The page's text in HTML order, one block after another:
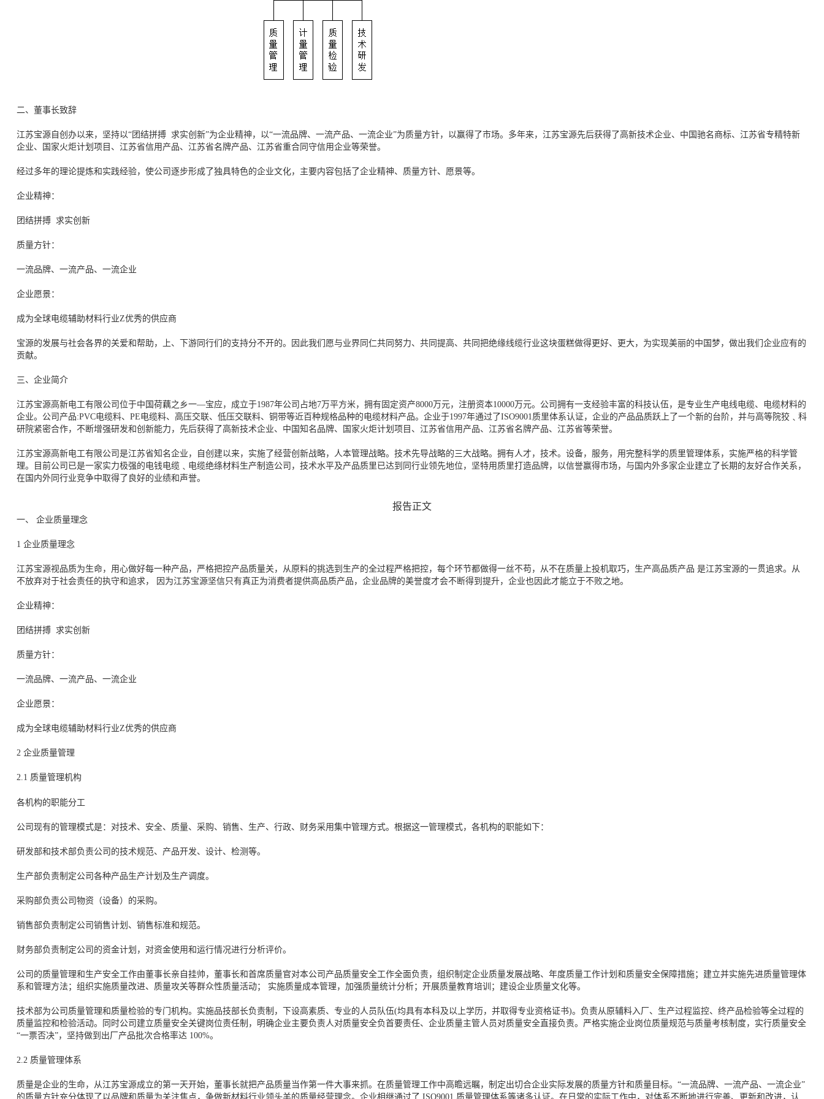
二、董事长致辞
江苏宝源自创办以来，坚持以“团结拼搏 求实创新”为企业精神，以“一流品牌、一流产品、一流企业”为质量方针，以赢得了市场。多年来，江苏宝源先后获得了高新技术企业、中国驰名商标、江苏省专精特新
企业、国家火炬计划项目、江苏省信用产品、江苏省名牌产品、江苏省重合同守信用企业等荣誉。
经过多年的理论提炼和实践经验，使公司逐步形成了独具特色的企业文化，主要内容包括了企业精神、质量方针、愿景等。
企业精神：
团结拼搏 求实创新
质量方针：
一流品牌、一流产品、一流企业
企业愿景：
成为全球电缆辅助材料行业Z优秀的供应商
宝源的发展与社会各界的关爱和帮助，上、下游同行们的支持分不开的。因此我们愿与业界同仁共同努力、共同提高、共同把绝缘线缆行业这块蛋糕做得更好、更大，为实现美丽的中国梦，做出我们企业应有的
贡献。
三、企业简介
江苏宝源高新电工有限公司位于中国荷藕之乡一—宝应，成立于1987年公司占地7万平方米，拥有固定资产8000万元，注册资本10000万元。公司拥有一支经验丰富的科技认伍，是专业生产电线电缆、电缆材料的
企业。公司产品:PVC电缆料、PE电缆料、高压交联、低压交联料、铜带等近百种规格品种的电缆材料产品。企业于1997年通过了ISO9001质里体系认证，企业的产品品质跃上了一个新的台阶，并与高等院狡﹑科
研院紧密合作，不断增强研发和创新能力，先后获得了高新技术企业、中国知名品牌、国家火炬计划项目、江苏省信用产品、江苏省名牌产品、江苏省等荣誉。
江苏宝源高新电工有限公司是江苏省知名企业，自创建以来，实施了经营创新战略，人本管理战略。技术先导战略的三大战略。拥有人才，技术。设备，服务，用完整科学的质里管理体系，实施严格的科学管
理。目前公司已是一家实力极强的电钱电缆﹑电缆绝绦材料生产制造公司，技术水平及产品质里已达到同行业领先地位，坚特用质里打造品牌，以信誉赢得市场，与国内外多家企业建立了长期的友好合作关系，
在国内外同行业竞争中取得了良好的业绩和声誉。
报告正文
一、 企业质量理念
1 企业质量理念
江苏宝源视品质为生命，用心做好每一种产品，严格把控产品质量关，从原料的挑选到生产的全过程严格把控，每个环节都做得一丝不苟，从不在质量上投机取巧，生产高品质产品 是江苏宝源的一贯追求。从
不放弃对于社会责任的执守和追求， 因为江苏宝源坚信只有真正为消费者提供高品质产品，企业品牌的美誉度才会不断得到提升，企业也因此才能立于不败之地。
企业精神：
团结拼搏 求实创新
质量方针：
一流品牌、一流产品、一流企业
企业愿景：
成为全球电缆辅助材料行业Z优秀的供应商
2 企业质量管理
2.1 质量管理机构
各机构的职能分工
公司现有的管理模式是：对技术、安全、质量、采购、销售、生产、行政、财务采用集中管理方式。根据这一管理模式，各机构的职能如下：
研发部和技术部负责公司的技术规范、产品开发、设计、检测等。
生产部负责制定公司各种产品生产计划及生产调度。
采购部负责公司物资（设备）的采购。
销售部负责制定公司销售计划、销售标准和规范。
财务部负责制定公司的资金计划，对资金使用和运行情况进行分析评价。
公司的质量管理和生产安全工作由董事长亲自挂帅，董事长和首席质量官对本公司产品质量安全工作全面负责，组织制定企业质量发展战略、年度质量工作计划和质量安全保障措施；建立并实施先进质量管理体
系和管理方法；组织实施质量改进、质量攻关等群众性质量活动； 实施质量成本管理，加强质量统计分析；开展质量教育培训；建设企业质量文化等。
技术部为公司质量管理和质量检验的专门机构。实施品技部长负责制，下设高素质、专业的人员队伍(均具有本科及以上学历，并取得专业资格证书)。负责从原辅料入厂、生产过程监控、终产品检验等全过程的
质量监控和检验活动。同时公司建立质量安全关键岗位责任制，明确企业主要负责人对质量安全负首要责任、企业质量主管人员对质量安全直接负责。严格实施企业岗位质量规范与质量考核制度，实行质量安全
“一票否决”，坚持做到出厂产品批次合格率达 100%。
2.2 质量管理体系
质量是企业的生命，从江苏宝源成立的第一天开始，董事长就把产品质量当作第一件大事来抓。在质量管理工作中高瞻远瞩，制定出切合企业实际发展的质量方针和质量目标。“一流品牌、一流产品、一流企业”
的质量方针充分体现了以品牌和质量为关注焦点，争做新材料行业领头羊的质量经营理念。企业相继通过了 ISO9001 质量管理体系等诸多认证。在日常的实际工作中，对体系不断地进行完善、更新和改进，认